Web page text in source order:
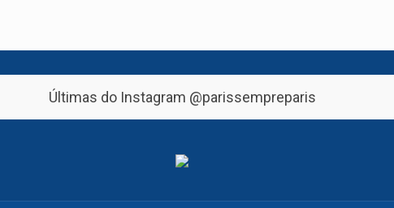
Últimas do Instagram @parissempreparis